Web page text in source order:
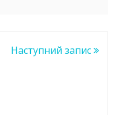
Наступний запис